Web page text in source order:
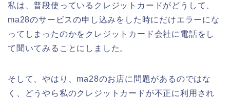
私は、普段使っているクレジットカードがどうして、
ma28のサービスの申し込みをした時にだけエラーにな
ってしまったのかをクレジットカード会社に電話をし
て聞いてみることにしました。
そして、やはり、ma28のお店に問題があるのではな
く、どうやら私のクレジットカードが不正に利用され